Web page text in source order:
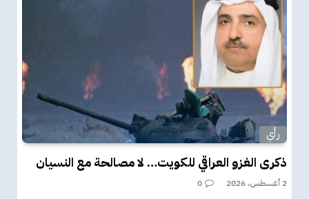
رأي
ذكرى الغزو العراقي للكويت… لا مصالحة مع النسيان
2 أغسطس، 2026 0